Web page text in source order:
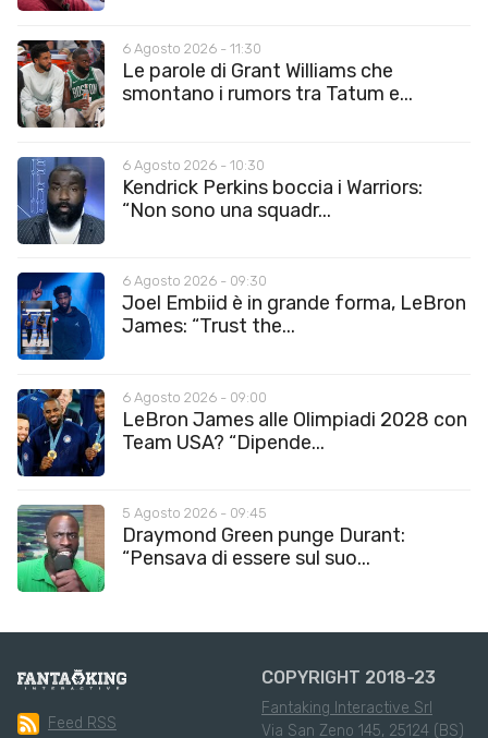
6 Agosto 2026 - 11:30
Le parole di Grant Williams che
smontano i rumors tra Tatum e...
6 Agosto 2026 - 10:30
Kendrick Perkins boccia i Warriors:
“Non sono una squadr...
6 Agosto 2026 - 09:30
Joel Embiid è in grande forma, LeBron
James: “Trust the...
6 Agosto 2026 - 09:00
LeBron James alle Olimpiadi 2028 con
Team USA? “Dipende...
5 Agosto 2026 - 09:45
Draymond Green punge Durant:
“Pensava di essere sul suo...
Feed RSS
COPYRIGHT 2018-23
Fantaking Interactive Srl
Via San Zeno 145, 25124 (BS)